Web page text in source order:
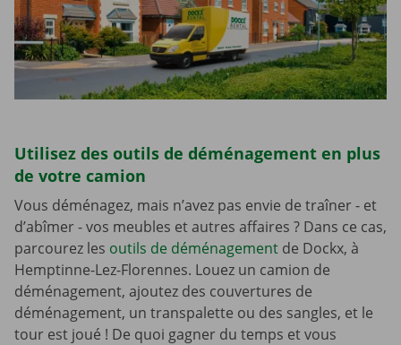
Utilisez des outils de déménagement en plus
de votre camion
Vous déménagez, mais n’avez pas envie de traîner - et
d’abîmer - vos meubles et autres affaires ? Dans ce cas,
parcourez les outils de déménagement de Dockx, à
Hemptinne-Lez-Florennes. Louez un camion de
déménagement, ajoutez des couvertures de
déménagement, un transpalette ou des sangles, et le
tour est joué ! De quoi gagner du temps et vous